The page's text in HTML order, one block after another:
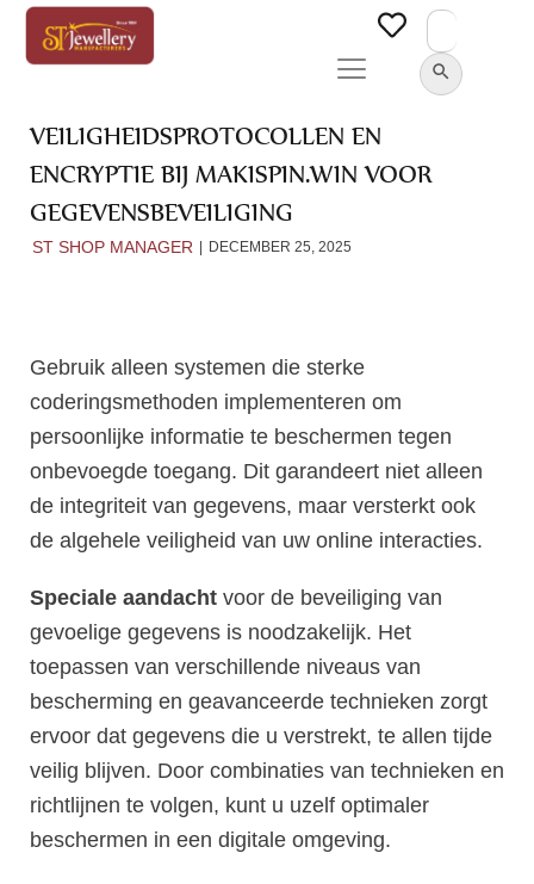
Search
SEARCH BUTTON
VEILIGHEIDSPROTOCOLLEN EN
ENCRYPTIE BIJ MAKISPIN.WIN VOOR
GEGEVENSBEVEILIGING
ST SHOP MANAGER DECEMBER 25, 2025
Gebruik alleen systemen die sterke
coderingsmethoden implementeren om
persoonlijke informatie te beschermen tegen
onbevoegde toegang. Dit garandeert niet alleen
de integriteit van gegevens, maar versterkt ook
de algehele veiligheid van uw online interacties.
Speciale aandacht voor de beveiliging van
gevoelige gegevens is noodzakelijk. Het
toepassen van verschillende niveaus van
bescherming en geavanceerde technieken zorgt
ervoor dat gegevens die u verstrekt, te allen tijde
veilig blijven. Door combinaties van technieken en
richtlijnen te volgen, kunt u uzelf optimaler
beschermen in een digitale omgeving.